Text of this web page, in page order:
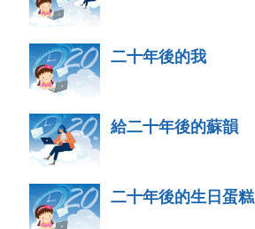
二十年後的我
給二十年後的蘇韻
二十年後的生日蛋糕